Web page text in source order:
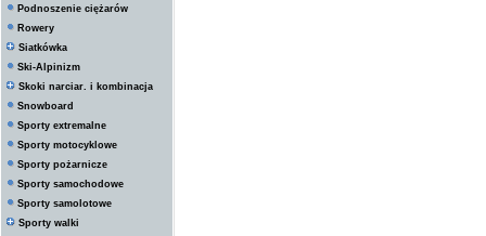
Podnoszenie ciężarów
Rowery
Siatkówka
Ski-Alpinizm
Skoki narciar. i kombinacja
Snowboard
Sporty extremalne
Sporty motocyklowe
Sporty pożarnicze
Sporty samochodowe
Sporty samolotowe
Sporty walki